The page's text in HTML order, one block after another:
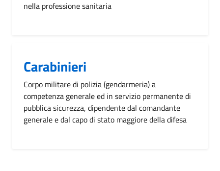
nella professione sanitaria
Carabinieri
Corpo militare di polizia (gendarmeria) a
competenza generale ed in servizio permanente di
pubblica sicurezza, dipendente dal comandante
generale e dal capo di stato maggiore della difesa